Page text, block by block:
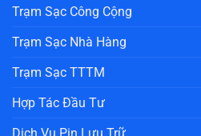
Trạm Sạc Công Cộng
Trạm Sạc Nhà Hàng
Trạm Sạc TTTM
Hợp Tác Đầu Tư